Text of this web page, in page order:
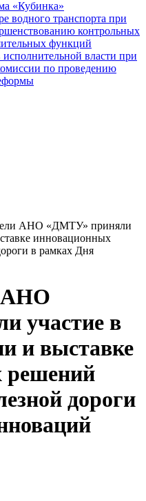
«Кубинка»
водного транспорта при
контрольных
функций
власти при
по проведению
АНО «ДМТУ» приняли
инновационных
в рамках Дня
АНО
участие в
и выставке
решений
дороги